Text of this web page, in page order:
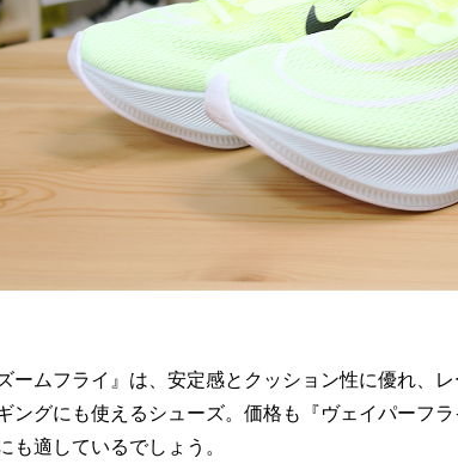
ームフライ』は、安定感とクッション性に優れ、
ングにも使えるシューズ。価格も『ヴェイパーフ
も適しているでしょう。